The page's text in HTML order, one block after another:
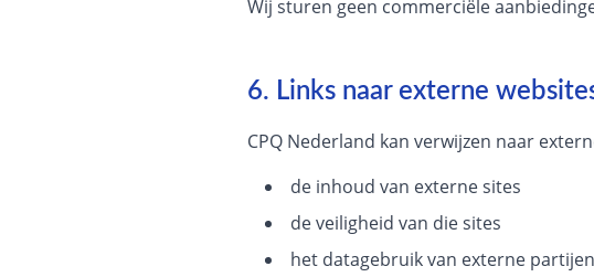
Wij sturen geen commerciële
6. Links naar externe
CPQ Nederland kan verwijzen naar
de inhoud van externe sites
de veiligheid van die sites
het datagebruik van externe partijen